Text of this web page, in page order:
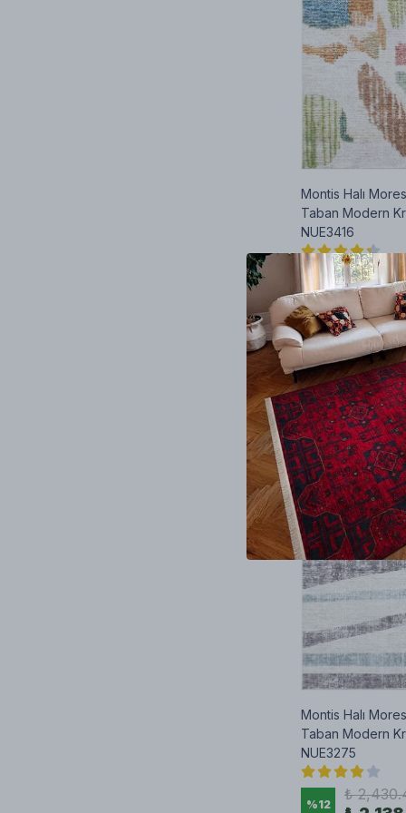
Montis Halı
Taban Modern
NUE3416
% 12
₺
₺
11 Ebat
Montis Halı
Taban Modern
NUE3275
%12
₺